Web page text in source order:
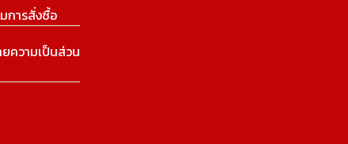
การสั่งซื้อ
ความเป็นส่วน